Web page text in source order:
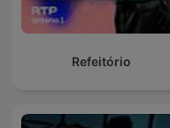
Refeitório